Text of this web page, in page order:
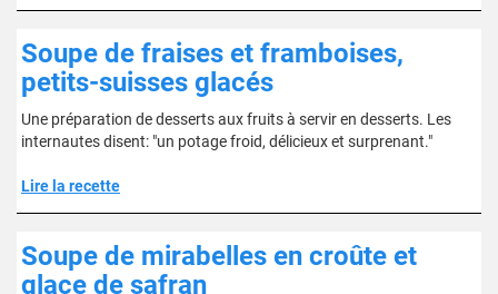
Soupe de fraises et framboises,
petits-suisses glacés
Une préparation de desserts aux fruits à servir en desserts. Les
internautes disent: "un potage froid, délicieux et surprenant."
Lire la recette
Soupe de mirabelles en croûte et
glace de safran